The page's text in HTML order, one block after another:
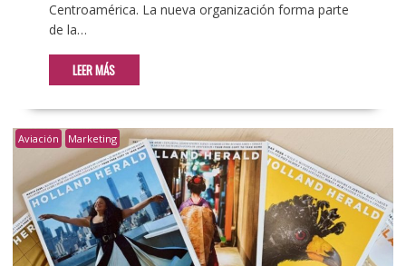
Centroamérica. La nueva organización forma parte
de la…
LEER MÁS
Aviación Marketing